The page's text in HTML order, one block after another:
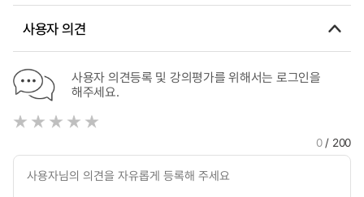
사용자 의견
사용자 의견등록 및 강의평가를 위해서는 로그인을
해주세요.
0/ 200